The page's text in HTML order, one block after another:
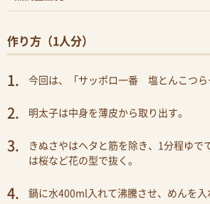
作り方（1人分）
今回は、「サッポロ一番 塩とんこつら
明太子は中身を薄皮から取り出す。
きぬさやはヘタと筋を除き、1分程ゆで
は桜など花の型で抜く。
鍋に水400ml入れて沸騰させ、めんを入